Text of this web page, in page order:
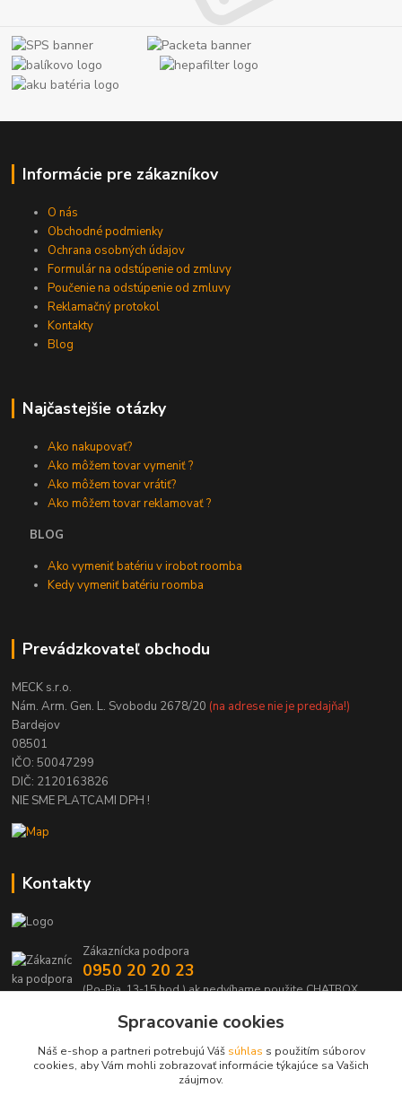
Informácie pre zákazníkov
O nás
Obchodné podmienky
Ochrana osobných údajov
Formulár na odstúpenie od zmluvy
Poučenie na odstúpenie od zmluvy
Reklamačný protokol
Kontakty
Blog
Najčastejšie otázky
Ako nakupovať?
Ako môžem tovar vymeniť ?
Ako môžem tovar vrátiť?
Ako môžem tovar reklamovať ?
BLOG
Ako vymeniť batériu v irobot roomba
Kedy vymeniť batériu roomba
Prevádzkovateľ obchodu
MECK s.r.o.
Nám. Arm. Gen. L. Svobodu 2678/20 (na adrese nie je predajňa!)
Bardejov
08501
IČO: 50047299
DIČ: 2120163826
NIE SME PLATCAMI DPH !
Kontakty
Zákaznícka podpora
0950 20 20 23
(Po-Pia, 13-15 hod.) ak nedvíhame použite CHATBOX
info@kabelmanie.skSpracovanie cookies
Náš e-shop a partneri potrebujú Váš súhlas s použitím súborov
cookies, aby Vám mohli zobrazovať informácie týkajúce sa Vašich
záujmov.